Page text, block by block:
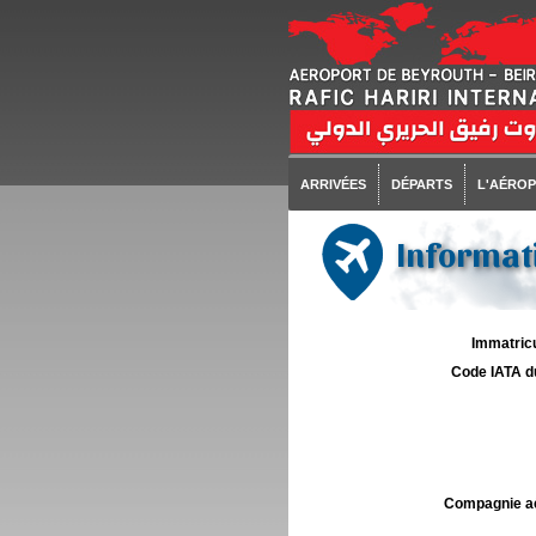
ARRIVÉES DÉPARTS
Code IATA
Compagnie